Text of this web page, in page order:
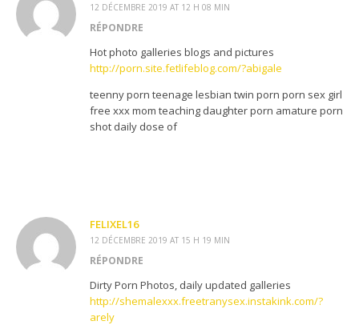
12 DÉCEMBRE 2019 AT 12 H 08 MIN
RÉPONDRE
Hot photo galleries blogs and pictures
http://porn.site.fetlifeblog.com/?abigale
teenny porn teenage lesbian twin porn porn sex girl
free xxx mom teaching daughter porn amature porn
shot daily dose of
FELIXEL16
12 DÉCEMBRE 2019 AT 15 H 19 MIN
RÉPONDRE
Dirty Porn Photos, daily updated galleries
http://shemalexxx.freetranysex.instakink.com/?
arely